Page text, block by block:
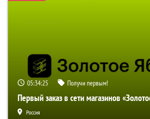
05:34:24 Получи первым!
Первый заказ в сети магазинов
Россия